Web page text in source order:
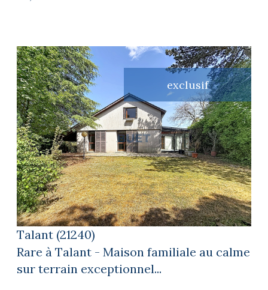
exclusif
voir le bien
Talant (21240)
Rare à Talant - Maison familiale au calme
sur terrain exceptionnel...